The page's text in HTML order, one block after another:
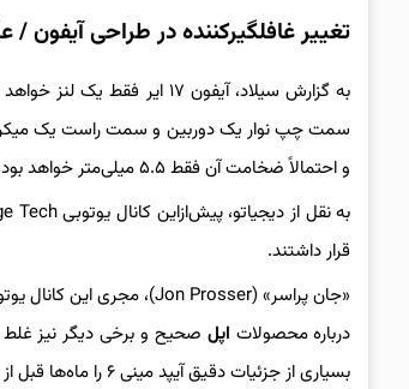
تغییر غافلگیرکننده در طراحی آیفون
به گزارش سیلاد، آیفون ۱۷
و احتمالاً ضخامت آن فقط ۵.۵ میلی‌متر خواهد بود.
به نقل از دیجیاتو،‌ پیش‌ازاین کانال یوتوبی Front Page Tech رندرهایی نیز از
قرار داشتند.
درباره محصولات اپل
بسیاری از جزئیات دقیق آیپد مینی ۶ را ماه‌ها قبل از معرفی لو داد.